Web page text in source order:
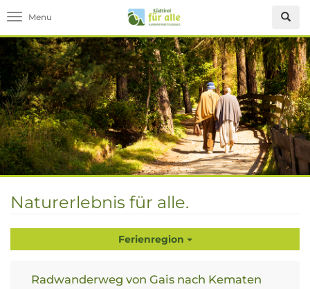
Toggle navigation
Naturerlebnis für alle.
Ferienregion
Radwanderweg von Gais nach Kematen